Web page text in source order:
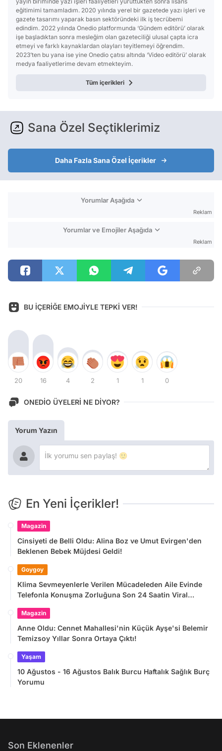
eğitimimi tamamladım. 2020 yılında yerel bir gazetede yazı işleri ve
gazete tasarımı yaparak basın sektöründeki ilk iş tecrübemi
edindim. 2022 yılında Onedio platformunda ‘Gündem editörü’ olarak
işe başladıktan sonra mesleğim olan gazeteciliği ulusal çapta icra
etmeyi ve farklı kaynaklardan olayları teyitlemeyi öğrendim.
2023’ten bu yana ise yine Onedio çatısı altında ‘Video editörü’ olarak
medya faaliyetlerime devam etmekteyim.
Tüm içerikleri
Sana Özel Seçtiklerimiz
Daha Fazla Sana Özel İçerikler
Yorumlar Aşağıda
Reklam
Yorumlar ve Emojiler Aşağıda
Reklam
BU İÇERİĞE EMOJİYLE TEPKİ VER!
20 16 4 2 1 1 0
ONEDİO ÜYELERİ NE DİYOR?
Yorum Yazın
En Yeni İçerikler!
Magazin
Cinsiyeti de Belli Oldu: Alina Boz ve Umut Evirgen'den
Beklenen Bebek Müjdesi Geldi!
Goygoy
Klima Sevmeyenlerle Verilen Mücadeleden Aile Evinde
Telefonla Konuşma Zorluğuna Son 24 Saatin Viral
Magazin
Anne Oldu: Cennet Mahallesi'nin Küçük Ayşe'si Belemir
Temizsoy Yıllar Sonra Ortaya Çıktı!
Yaşam
10 Ağustos - 16 Ağustos Balık Burcu Haftalık Sağlık Burç
Yorumu
Son Eklenenler